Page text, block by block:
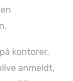
kontorer,
anmeldt,